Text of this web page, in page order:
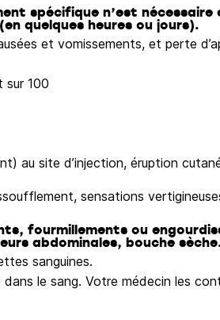
spécifique n’est nécessaire
quelques heures ou jours).
et vomissements, et perte
sur 100
au site d’injection, éruption
sensations
fourmillements ou
abdominales, bouche
sanguines.
le sang. Votre médecin les